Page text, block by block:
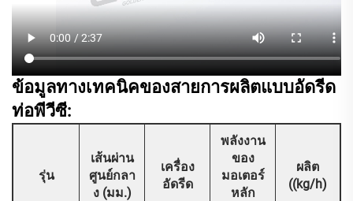
ข้อมูลทางเทคนิคของสายการผลิตแบบอัดรีด
ท่อพีวีซี:
รุ่น
เส้นผ่าน
ศูนย์กลา
ง (มม.)
เครื่อง
อัดรีด
พลังงาน
ของ
มอเตอร์
หลัก
ผลิต
((kg/h)